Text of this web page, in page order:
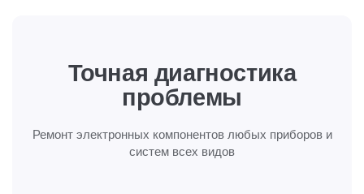
Точная диагностика
проблемы
Ремонт электронных компонентов любых приборов и
систем всех видов